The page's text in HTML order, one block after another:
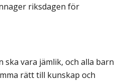
riksdagen för
ska vara jämlik, och alla barn
rätt till kunskap och